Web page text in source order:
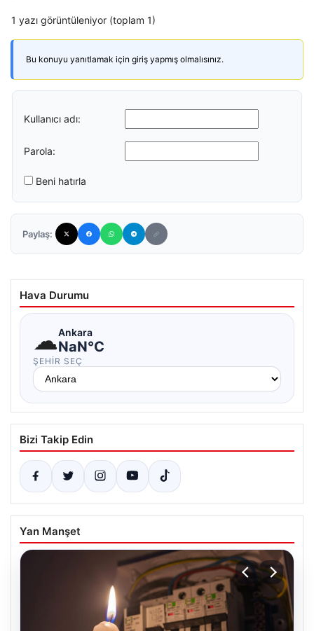
1 yazı görüntüleniyor (toplam 1)
Bu konuyu yanıtlamak için giriş yapmış olmalısınız.
Kullanıcı adı:
Parola:
Beni hatırla
Paylaş:
Hava Durumu
☁Ankara
NaN°C
ŞEHIR SEÇ
Bizi Takip Edin
Yan Manşet